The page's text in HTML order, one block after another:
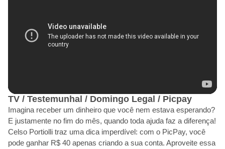
TV / Testemunhal / Domingo Legal / Picpay
Imagina receber um dinheiro que você nem estava esperando?
E justamente no fim do mês, quando toda ajuda faz a diferença!
Celso Portiolli traz uma dica imperdível: com o PicPay, você
pode ganhar R$ 40 apenas criando a sua conta. Aproveite essa